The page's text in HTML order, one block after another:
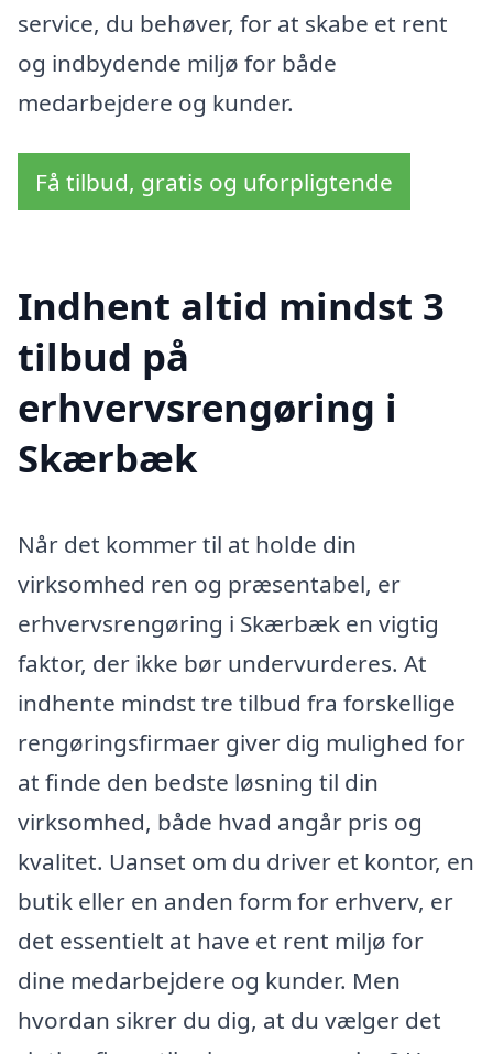
service, du behøver, for at skabe et rent
og indbydende miljø for både
medarbejdere og kunder.
Få tilbud, gratis og uforpligtende
Indhent altid mindst 3
tilbud på
erhvervsrengøring i
Skærbæk
Når det kommer til at holde din
virksomhed ren og præsentabel, er
erhvervsrengøring i Skærbæk en vigtig
faktor, der ikke bør undervurderes. At
indhente mindst tre tilbud fra forskellige
rengøringsfirmaer giver dig mulighed for
at finde den bedste løsning til din
virksomhed, både hvad angår pris og
kvalitet. Uanset om du driver et kontor, en
butik eller en anden form for erhverv, er
det essentielt at have et rent miljø for
dine medarbejdere og kunder. Men
hvordan sikrer du dig, at du vælger det